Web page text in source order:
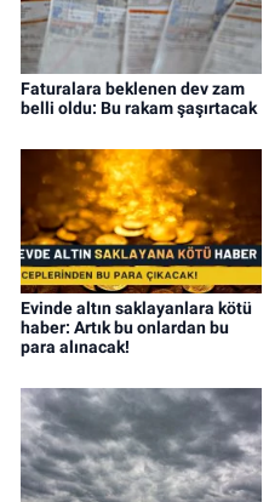
Faturalara beklenen dev zam
belli oldu: Bu rakam şaşırtacak
Evinde altın saklayanlara kötü
haber: Artık bu onlardan bu
para alınacak!